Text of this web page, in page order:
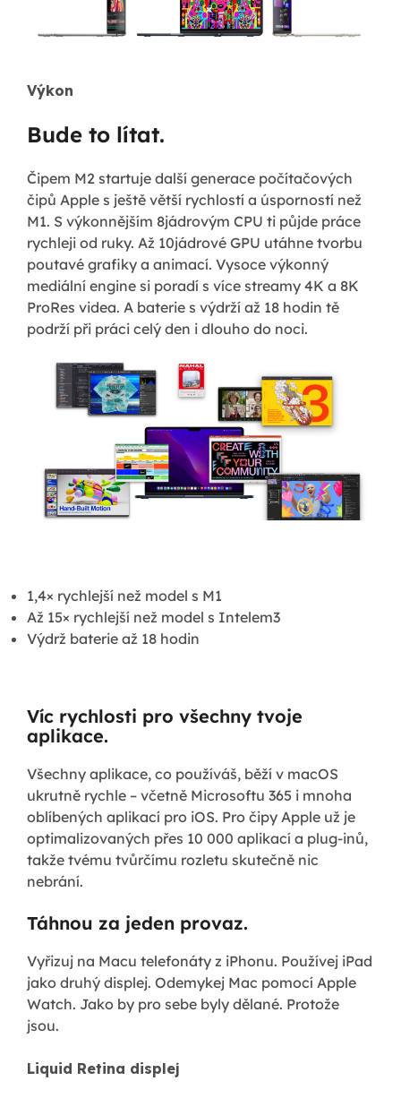
Výkon
Bude to lítat.
Čipem M2 startuje další generace počítačových
čipů Apple s ještě větší rychlostí a úsporností než
M1. S výkonnějším 8jádrovým CPU ti půjde práce
rychleji od ruky. Až 10jádrové GPU utáhne tvorbu
poutavé grafiky a animací. Vysoce výkonný
mediální engine si poradí s více streamy 4K a 8K
ProRes videa. A baterie s výdrží až 18 hodin tě
podrží při práci celý den i dlouho do noci.
1,4× rychlejší než model s M1
Až 15× rychlejší než model s Intelem3
Výdrž baterie až 18 hodin
Víc rychlosti pro všechny tvoje
aplikace.
Všechny aplikace, co používáš, běží v macOS
ukrutně rychle – včetně Microsoftu 365 i mnoha
oblíbených aplikací pro iOS. Pro čipy Apple už je
optimalizovaných přes 10 000 aplikací a plug-inů,
takže tvému tvůrčímu rozletu skutečně nic
nebrání.
Táhnou za jeden provaz.
Vyřizuj na Macu telefonáty z iPhonu. Používej iPad
jako druhý displej. Odemykej Mac pomocí Apple
Watch. Jako by pro sebe byly dělané. Protože
jsou.
Liquid Retina displej